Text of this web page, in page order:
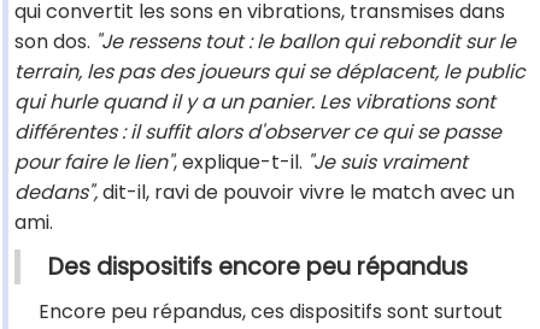
qui convertit les sons en vibrations, transmises dans
son dos. "Je ressens tout : le ballon qui rebondit sur le
terrain, les pas des joueurs qui se déplacent, le public
qui hurle quand il y a un panier. Les vibrations sont
différentes : il suffit alors d'observer ce qui se passe
pour faire le lien", explique-t-il. "Je suis vraiment
dedans",dit-il, ravi de pouvoir vivre le match avec un
ami.
Des dispositifs encore peu répandus
Encore peu répandus, ces dispositifs sont surtout